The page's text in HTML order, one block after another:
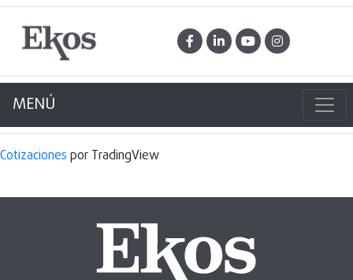
MENÚ
Cotizaciones por TradingView